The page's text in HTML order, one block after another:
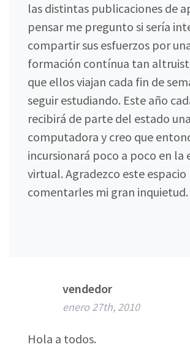
las distintas publicaciones de
pensar me pregunto si sería
compartir sus esfuerzos por
formación contínua tan
que ellos viajan cada fin de
seguir estudiando. Este año
recibirá de parte del estado una
computadora y creo que
incursionará poco a poco en la
virtual. Agradezco este espacio
comentarles mi gran inquietud.
vendedor
enero 27th, 2010
Hola a todos.